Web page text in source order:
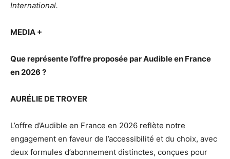
International.
MEDIA +
Que représente l’offre proposée par Audible en France
en 2026 ?
AURÉLIE DE TROYER
L’offre d’Audible en France en 2026 reflète notre
engagement en faveur de l’accessibilité et du choix, avec
deux formules d’abonnement distinctes, conçues pour